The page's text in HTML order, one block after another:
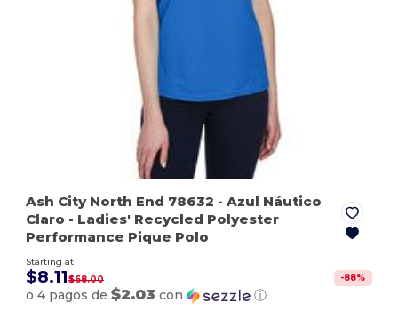
Ash City North End 78632 - Azul Náutico
Claro - Ladies' Recycled Polyester
Performance Pique Polo
Starting at
$8.11$68.00 -88%
o 4 pagos de$2.03 con ⓘ